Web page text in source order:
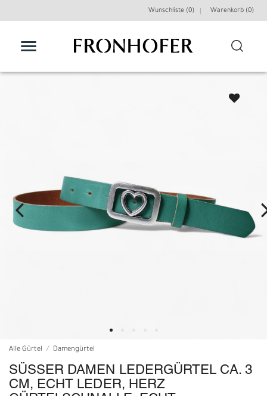
Wunschliste (0) Warenkorb (0)
Alle Gürtel Damengürtel
SÜSSER DAMEN LEDERGÜRTEL CA. 3 C
M, ECHT LEDER, HERZ G